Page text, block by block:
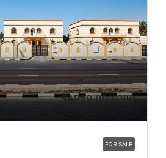
SAR29,000,000
FOR SALE